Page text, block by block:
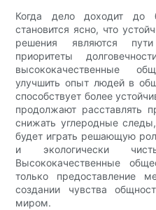
Когда дело доходит до
становится ясно, что
решения являются
приоритеты
высококачественные
улучшить опыт людей в
способствует более
продолжают расставлять
снижать углеродные
будет играть решающую
и экологически
Высококачественные
только предоставление
создании чувства
миром.